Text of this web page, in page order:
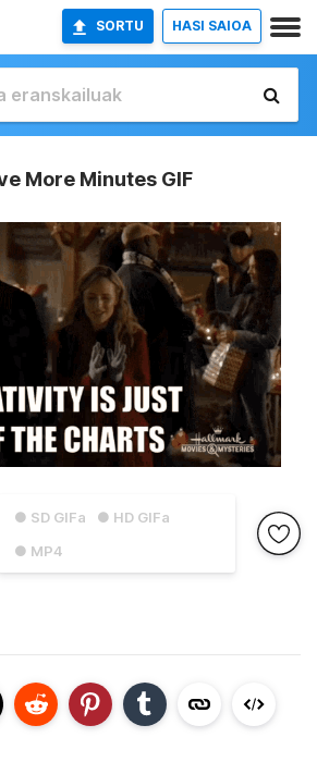
SORTU HASI SAIOA
More Minutes GIF
● SD GIFa
● HD GIFa
● MP4